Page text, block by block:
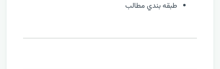
طبقه بندي مطالب